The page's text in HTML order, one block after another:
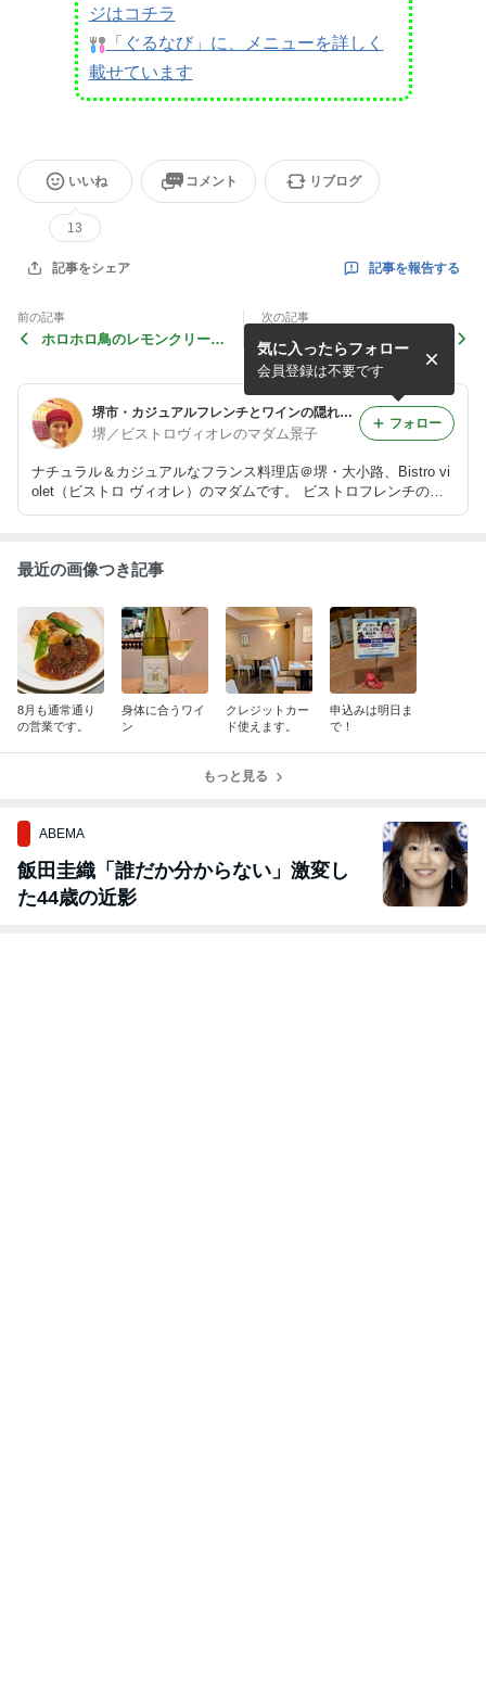
ジはコチラ
「ぐるなび」に、メニューを詳しく
載せています
いいね
13
コメント リブログ
記事をシェア 記事を報告する
前の記事
ホロホロ鳥のレモンクリーム
次の記事
堺市・カジュアルフレンチとワインの隠れ家・ビストロヴィオレより。
堺／ビストロヴィオレのマダム景子
ナチュラル＆カジュアルなフランス料理店＠堺・大小路、Bistro vi
olet（ビストロ ヴィオレ）のマダムです。 ビストロフレンチの料
理のこと、フランスワインのこと、そして時々マラソンのこと。
気に入ったらフォロー
会員登録は不要です
フォロー
最近の画像つき記事
8月も通常通り
の営業です。
身体に合うワイ
ン
クレジットカー
ド使えます。
申込みは明日ま
で！
もっと見る
ABEMA
飯田圭織「誰だか分からない」激変し
た44歳の近影